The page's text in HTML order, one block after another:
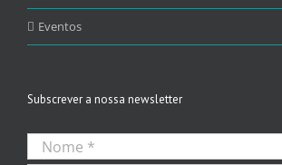
Eventos
Subscrever a nossa newsletter